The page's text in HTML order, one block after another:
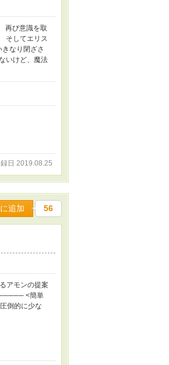
再び意識を取
そしてエリス
なり閉ざさ
いけど、魔法
日 2019.08.25
追加 56
アモンの提案
<簡単
倒的に少な